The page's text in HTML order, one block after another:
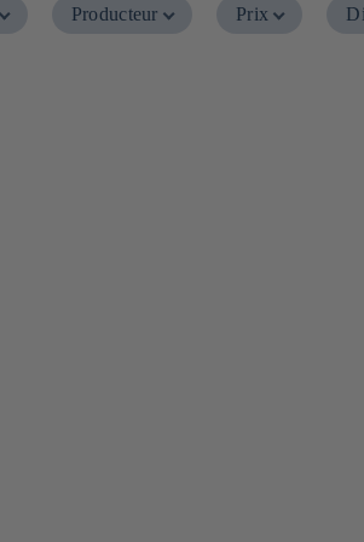
Producteur Prix